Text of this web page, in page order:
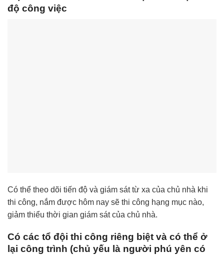
độ công việc
Có thể theo dõi tiến độ và giám sát từ xa của chủ nhà khi
thi công, nắm được hôm nay sẽ thi công hạng mục nào,
giảm thiểu thời gian giám sát của chủ nhà.
Có các tổ đội thi công riêng biệt và có thể ở
lại công trình (chủ yếu là người phú yên có